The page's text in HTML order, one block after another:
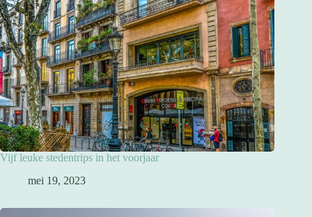
Vijf leuke stedentrips in het voorjaar
mei 19, 2023